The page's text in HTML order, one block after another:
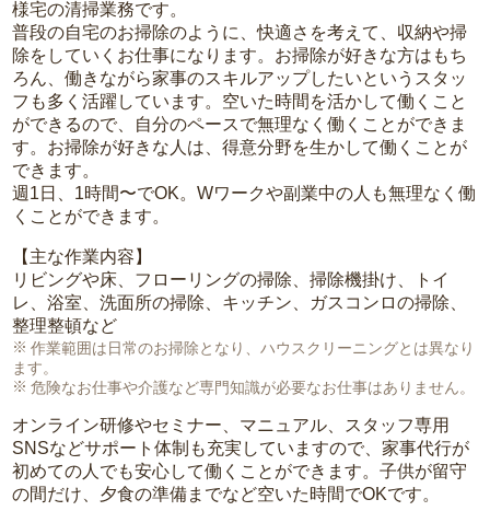
様宅の清掃業務です。
普段の自宅のお掃除のように、快適さを考えて、収納や掃
除をしていくお仕事になります。お掃除が好きな方はもち
ろん、働きながら家事のスキルアップしたいというスタッ
フも多く活躍しています。空いた時間を活かして働くこと
ができるので、自分のペースで無理なく働くことができま
す。お掃除が好きな人は、得意分野を生かして働くことが
できます。
週1日、1時間〜でOK。Wワークや副業中の人も無理なく働
くことができます。
【主な作業内容】
リビングや床、フローリングの掃除、掃除機掛け、トイ
レ、浴室、洗面所の掃除、キッチン、ガスコンロの掃除、
整理整頓など
作業範囲は日常のお掃除となり、ハウスクリーニングとは異なり
ます。
危険なお仕事や介護など専門知識が必要なお仕事はありません。
オンライン研修やセミナー、マニュアル、スタッフ専用
SNSなどサポート体制も充実していますので、家事代行が
初めての人でも安心して働くことができます。子供が留守
の間だけ、夕食の準備までなど空いた時間でOKです。